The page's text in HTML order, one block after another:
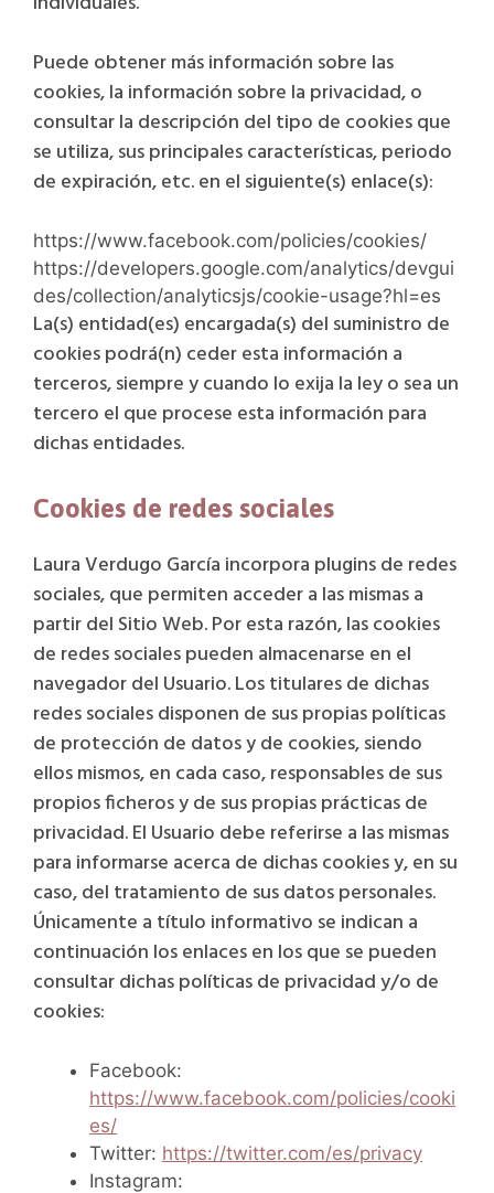
Puede obtener más información sobre las
cookies, la información sobre la privacidad, o
consultar la descripción del tipo de cookies que
se utiliza, sus principales características, periodo
de expiración, etc. en el siguiente(s) enlace(s):
https://www.facebook.com/policies/cookies/
https://developers.google.com/analytics/devgui
des/collection/analyticsjs/cookie-usage?hl=es
La(s) entidad(es) encargada(s) del suministro de
cookies podrá(n) ceder esta información a
terceros, siempre y cuando lo exija la ley o sea un
tercero el que procese esta información para
dichas entidades.
Cookies de redes sociales
Laura Verdugo García incorpora plugins de redes
sociales, que permiten acceder a las mismas a
partir del Sitio Web. Por esta razón, las cookies
de redes sociales pueden almacenarse en el
navegador del Usuario. Los titulares de dichas
redes sociales disponen de sus propias políticas
de protección de datos y de cookies, siendo
ellos mismos, en cada caso, responsables de sus
propios ficheros y de sus propias prácticas de
privacidad. El Usuario debe referirse a las mismas
para informarse acerca de dichas cookies y, en su
caso, del tratamiento de sus datos personales.
Únicamente a título informativo se indican a
continuación los enlaces en los que se pueden
consultar dichas políticas de privacidad y/o de
cookies:
Facebook:
https://www.facebook.com/policies/cooki
es/
Twitter: https://twitter.com/es/privacy
Instagram: